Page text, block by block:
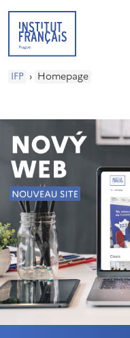
IFP › Homepage